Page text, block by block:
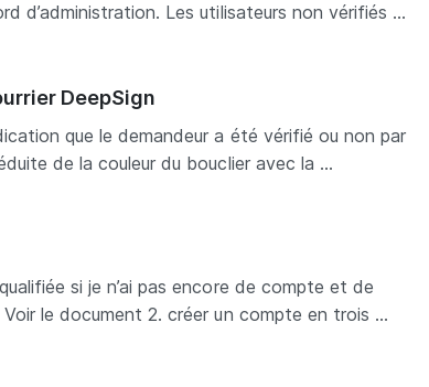
d’administration. Les utilisateurs non vérifiés ...
DeepSign
que le demandeur a été vérifié ou non par
de la couleur du bouclier avec la ...
si je n’ai pas encore de compte et de
le document 2. créer un compte en trois ...